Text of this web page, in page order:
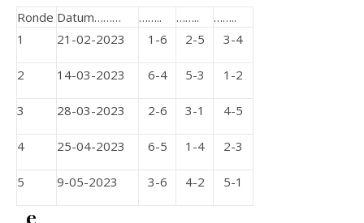
Ronde Datum……… …….. ……..
……..
1
21-02-2023 1-6 2-5 3-4
2 14-03-2023 6-4 5-3 1-2
3 28-03-2023 2-6 3-1 4-5
4 25-04-2023 6-5 1-4 2-3
5 9-05-2023 3-6 4-2 5-1
e